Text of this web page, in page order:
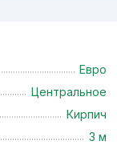
Евро
Центральное
Кирпич
3 м